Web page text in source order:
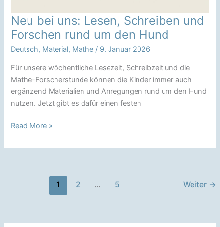
Neu bei uns: Lesen, Schreiben und
Forschen rund um den Hund
Deutsch, Material, Mathe / 9. Januar 2026
Für unsere wöchentliche Lesezeit, Schreibzeit und die
Mathe-Forscherstunde können die Kinder immer auch
ergänzend Materialien und Anregungen rund um den Hund
nutzen. Jetzt gibt es dafür einen festen
Neu
uns:
Read More »
1 2 … 5 Weiter →